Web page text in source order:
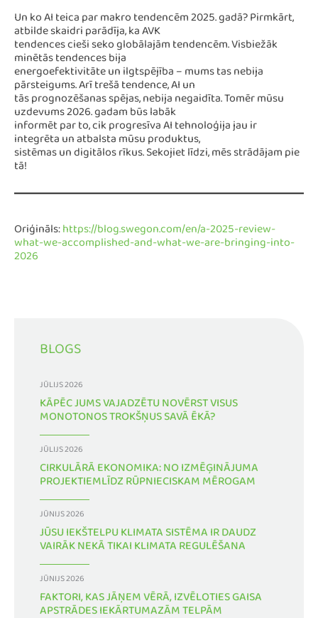
BLOGS
JŪLIJS 2026
KĀPĒC JUMS VAJADZĒTU NOVĒRST VISUS
MONOTONOS TROKŠŅUS SAVĀ ĒKĀ?
JŪLIJS 2026
CIRKULĀRĀ EKONOMIKA: NO IZMĒĢINĀJUMA
PROJEKTIEMLĪDZ RŪPNIECISKAM MĒROGAM
JŪNIJS 2026
JŪSU IEKŠTELPU KLIMATA SISTĒMA IR DAUDZ
VAIRĀK NEKĀ TIKAI KLIMATA REGULĒŠANA
JŪNIJS 2026
FAKTORI, KAS JĀŅEM VĒRĀ, IZVĒLOTIES GAISA
Un ko AI teica par makro tendencēm 2025. gadā? Pirmkārt,
atbilde skaidri parādīja, ka AVK
tendences cieši seko globālajām tendencēm. Visbiežāk
minētās tendences bija
energoefektivitāte un ilgtspējība – mums tas nebija
pārsteigums. Arī trešā tendence, AI un
tās prognozēšanas spējas, nebija negaidīta. Tomēr mūsu
uzdevums 2026. gadam būs labāk
informēt par to, cik progresīva AI tehnoloģija jau ir
integrēta un atbalsta mūsu produktus,
sistēmas un digitālos rīkus. Sekojiet līdzi, mēs strādājam pie
tā!
Oriģināls:https://blog.swegon.com/en/a-2025-review-
what-we-accomplished-and-what-we-are-bringing-into-
2026